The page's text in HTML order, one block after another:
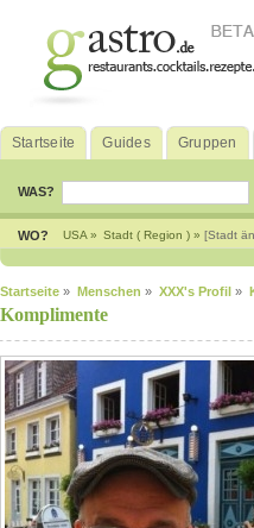
Startseite Guides Gruppen
WAS?
WO? USA » Stadt ( Region ) » [Stadt
Startseite » Menschen » XXX's Profil »
Komplimente